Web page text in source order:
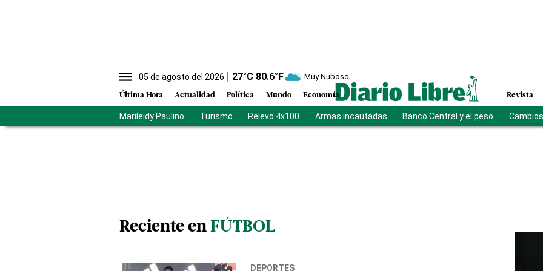
05 de agosto del 2026 27°C 80.6°F Muy Nuboso
Última Hora Actualidad Política Mundo Economía Revista
Marileidy Paulino Turismo Relevo 4x100 Armas incautadas Banco Central y el peso
Reciente en FÚTBOL
DEPORTES